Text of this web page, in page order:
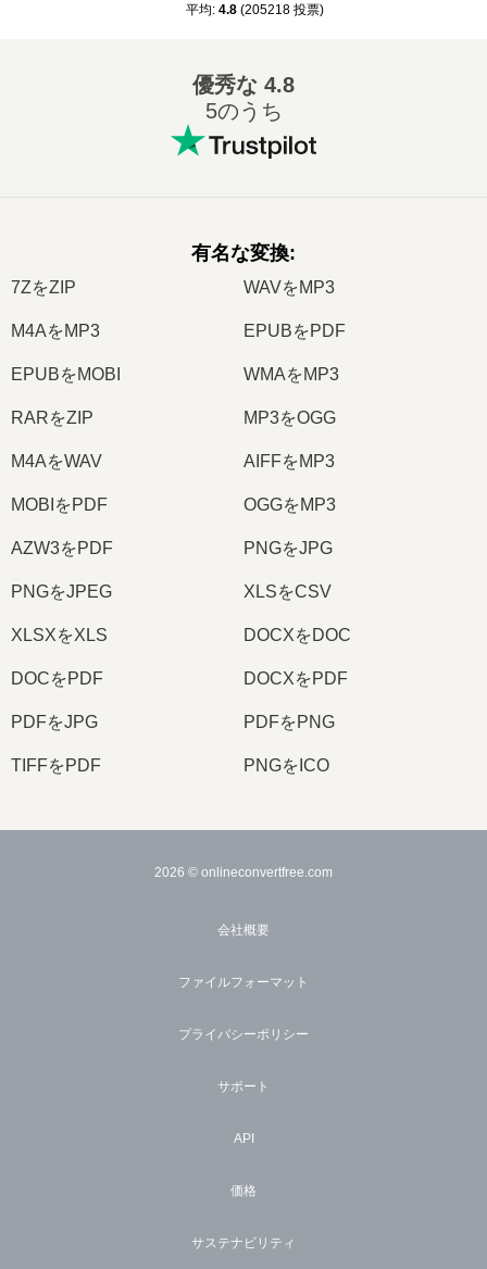
平均: 4.8 (205218 投票)
優秀な 4.8
5のうち
有名な変換:
7ZをZIP WAVをMP3
M4AをMP3 EPUBをPDF
EPUBをMOBI WMAをMP3
RARをZIP MP3をOGG
M4AをWAV AIFFをMP3
MOBIをPDF OGGをMP3
AZW3をPDF PNGをJPG
PNGをJPEG XLSをCSV
XLSXをXLS DOCXをDOC
DOCをPDF DOCXをPDF
PDFをJPG PDFをPNG
TIFFをPDF PNGをICO
2026 © onlineconvertfree.com
会社概要
ファイルフォーマット
プライバシーポリシー
サポート
API
価格
サステナビリティ